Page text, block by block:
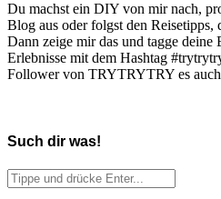
Du machst ein DIY von mir nach,
Blog aus oder folgst den Reisetipps,
Dann zeige mir das und tagge deine
Erlebnisse mit dem Hashtag
Follower von TRYTRYTRY es auch
Such dir was!